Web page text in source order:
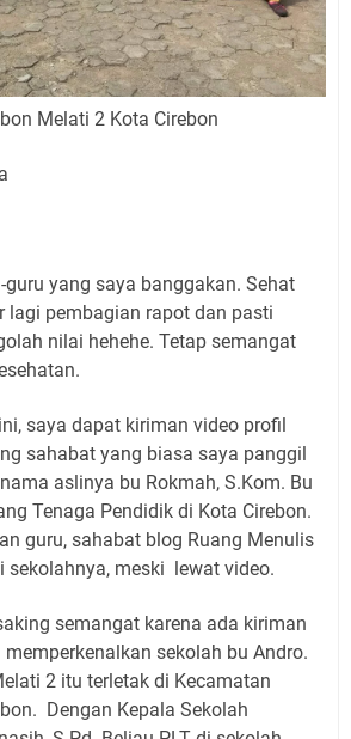
Melati 2 Kota Cirebon
guru yang saya banggakan. Sehat
lagi pembagian rapot dan pasti
nilai hehehe. Tetap semangat
saya dapat kiriman video profil
sahabat yang biasa saya panggil
aslinya bu Rokmah, S.Kom. Bu
Tenaga Pendidik di Kota Cirebon.
guru, sahabat blog Ruang Menulis
sekolahnya, meski lewat video.
semangat karena ada kiriman
sekolah bu Andro.
2 itu terletak di Kecamatan
Dengan Kepala Sekolah